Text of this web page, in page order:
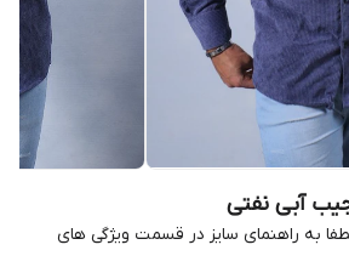
آبی نفتی
به راهنمای سایز در قسمت ویژگی های